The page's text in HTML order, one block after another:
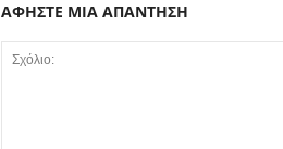
ΑΦΗΣΤΕ ΜΙΑ ΑΠΑΝΤΗΣΗ